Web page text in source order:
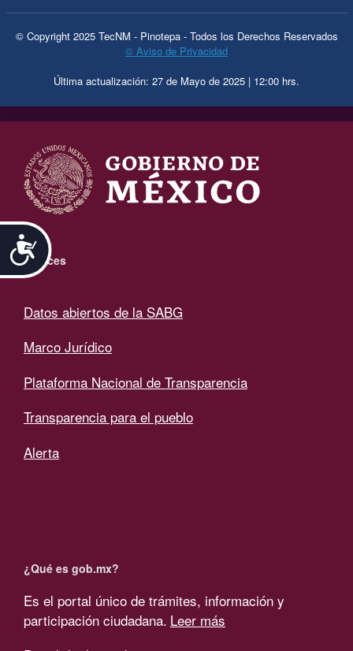
Accesibilidad
© Copyright 2025 TecNM - Pinotepa - Todos los Derechos Reservados
© Aviso de Privacidad
Última actualización: 27 de Mayo de 2025 | 12:00 hrs.
Enlaces
Datos abiertos de la SABG
Marco Jurídico
Plataforma Nacional de Transparencia
Transparencia para el pueblo
Alerta
¿Qué es gob.mx?
Es el portal único de trámites, información y
participación ciudadana. Leer más